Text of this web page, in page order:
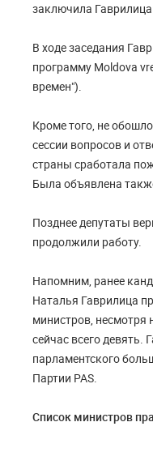
заключила
В ходе заседания
программу Moldova
времен").
Кроме того, не
сессии вопросов и
страны сработала
Была объявлена
Позднее депутаты
продолжили работу.
Напомним, ранее
Наталья Гаврилица
министров, несмотря
сейчас всего девять.
парламентского
Партии PAS.
Список министров